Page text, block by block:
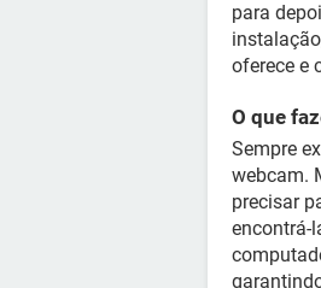
para
oferece e
O que
Sempre
webcam.
precisar
encontrá-